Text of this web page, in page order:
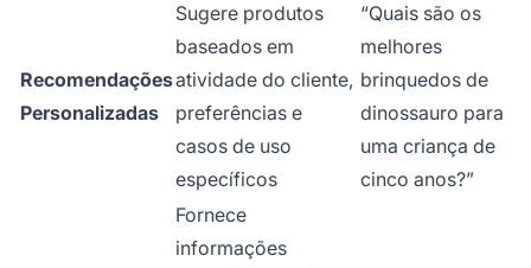
Recomendações
Personalizadas
Sugere produtos
baseados em
atividade do cliente,
preferências e
casos de uso
específicos
“Quais são os
melhores
brinquedos de
dinossauro para
uma criança de
cinco anos?”
Fornece
informações